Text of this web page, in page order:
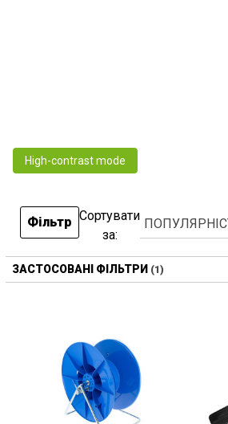
High-contrast mode
Фільтр Сортувати
за:
ЗАСТОСОВАНІ ФІЛЬТРИ